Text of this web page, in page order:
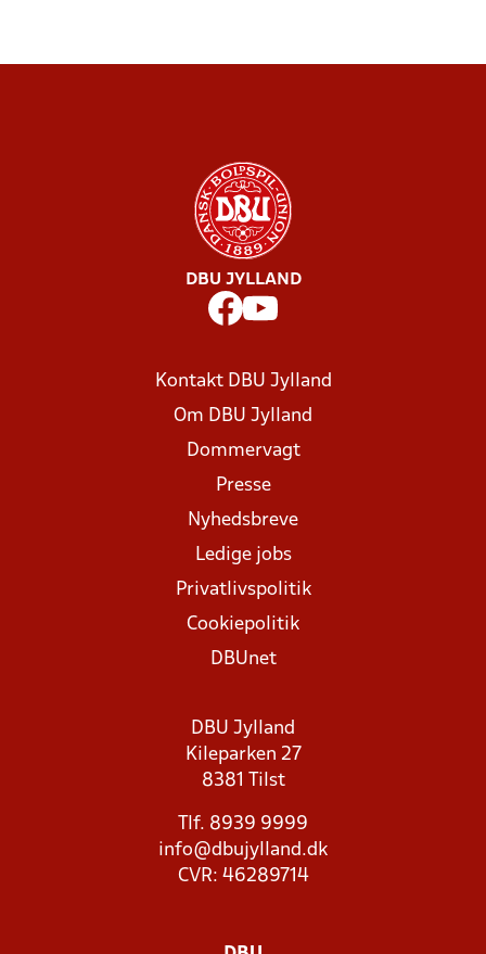
DBU JYLLAND
Kontakt DBU Jylland
Om DBU Jylland
Dommervagt
Presse
Nyhedsbreve
Ledige jobs
Privatlivspolitik
Cookiepolitik
DBUnet
DBU Jylland
Kileparken 27
8381 Tilst
Tlf. 8939 9999
info@dbujylland.dk
CVR: 46289714